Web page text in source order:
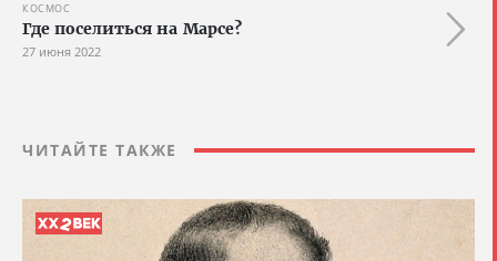
КОСМОС
Где поселиться на Марсе?
27 июня 2022
ЧИТАЙТЕ ТАКЖЕ